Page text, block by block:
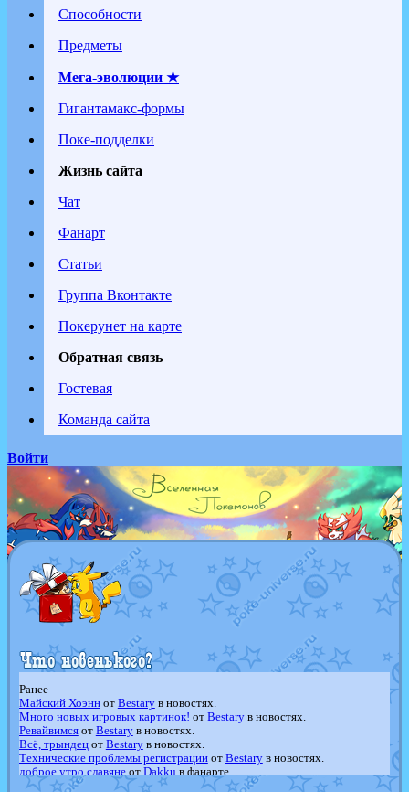
Способности
Предметы
Мега-эволюции ★
Гигантамакс-формы
Поке-подделки
Жизнь сайта
Чат
Фанарт
Статьи
Группа Вконтакте
Покерунет на карте
Обратная связь
Гостевая
Команда сайта
Войти
Ранее
Майский Хоэннот Bestaryв новостях.
Много новых игровых картинок! от Bestaryв новостях.
Ревайвимсяот Bestaryв новостях.
Всё, трындецот Bestaryв новостях.
Технические проблемы регистрацииот Bestaryв новостях.
доброе утро славянеот Dakku в фанарте.
Йолда и Мимикью отMavisNyanCatв фанарте.